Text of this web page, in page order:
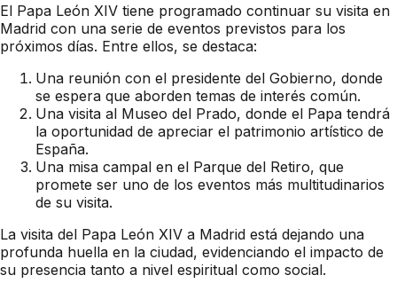
El Papa León XIV tiene programado continuar su visita en
Madrid con una serie de eventos previstos para los
próximos días. Entre ellos, se destaca:
Una reunión con el presidente del Gobierno, donde
se espera que aborden temas de interés común.
Una visita al Museo del Prado, donde el Papa tendrá
la oportunidad de apreciar el patrimonio artístico de
España.
Una misa campal en el Parque del Retiro, que
promete ser uno de los eventos más multitudinarios
de su visita.
La visita del Papa León XIV a Madrid está dejando una
profunda huella en la ciudad, evidenciando el impacto de
su presencia tanto a nivel espiritual como social.